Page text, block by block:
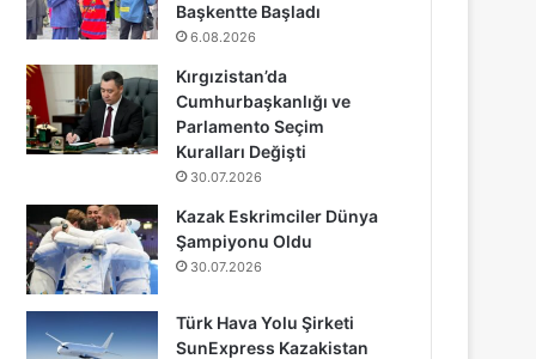
Başkentte Başladı
6.08.2026
Kırgızistan’da
Cumhurbaşkanlığı ve
Parlamento Seçim
Kuralları Değişti
30.07.2026
Kazak Eskrimciler Dünya
Şampiyonu Oldu
30.07.2026
Türk Hava Yolu Şirketi
SunExpress Kazakistan